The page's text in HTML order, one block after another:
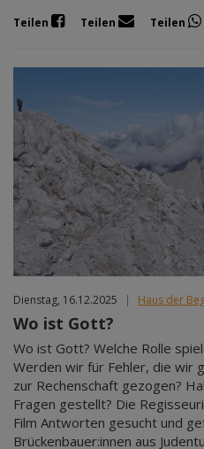
Teilen Teilen Teilen
Dienstag, 16.12.2025 | Haus der
Wo ist Gott?
Wo ist Gott? Welche Rolle
Werden wir für Fehler, die wir
zur Rechenschaft gezogen?
Fragen gestellt? Die
Film Antworten gesucht und
Brückenbauer:innen aus